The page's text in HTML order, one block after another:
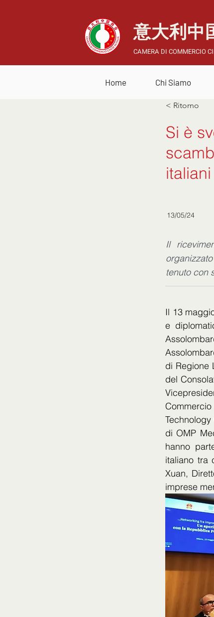
意大利中
CAMERA DI COMMERCIO
Home Chi Siamo
< Ritorno
Si è
italiani
13/05/24
Il
tenuto con
Il 13
e
di Regione
del
di OMP
hanno
italiano tra
Xuan,
imprese